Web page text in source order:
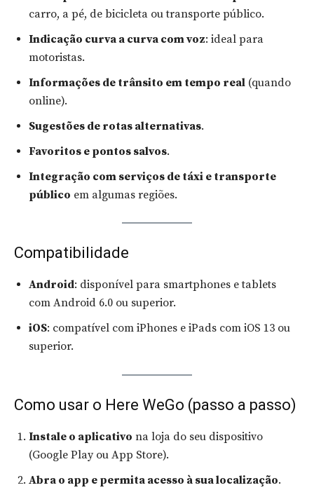
carro, a pé, de bicicleta ou transporte público.
Indicação curva a curva com voz: ideal para
motoristas.
Informações de trânsito em tempo real (quando
online).
Sugestões de rotas alternativas.
Favoritos e pontos salvos.
Integração com serviços de táxi e transporte
público em algumas regiões.
Compatibilidade
Android: disponível para smartphones e tablets
com Android 6.0 ou superior.
iOS: compatível com iPhones e iPads com iOS 13 ou
superior.
Como usar o Here WeGo (passo a passo)
Instale o aplicativo na loja do seu dispositivo
(Google Play ou App Store).
Abra o app e permita acesso à sua localização.